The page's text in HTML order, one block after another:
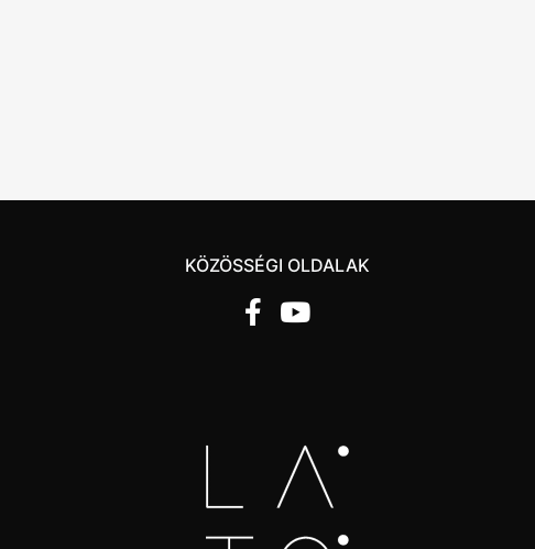
KÖZÖSSÉGI OLDALAK